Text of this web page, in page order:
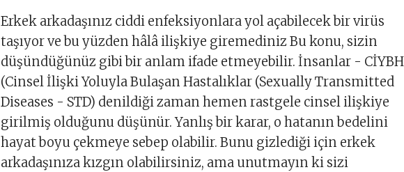
Erkek arkadaşınız ciddi enfeksiyonlara yol açabilecek bir virüs
taşıyor ve bu yüzden hâlâ ilişkiye giremediniz Bu konu, sizin
düşündüğünüz gibi bir anlam ifade etmeyebilir. İnsanlar - CİYBH
(Cinsel İlişki Yoluyla Bulaşan Hastalıklar (Sexually Transmitted
Diseases - STD) denildiği zaman hemen rastgele cinsel ilişkiye
girilmiş olduğunu düşünür. Yanlış bir karar, o hatanın bedelini
hayat boyu çekmeye sebep olabilir. Bunu gizlediği için erkek
arkadaşınıza kızgın olabilirsiniz, ama unutmayın ki sizi